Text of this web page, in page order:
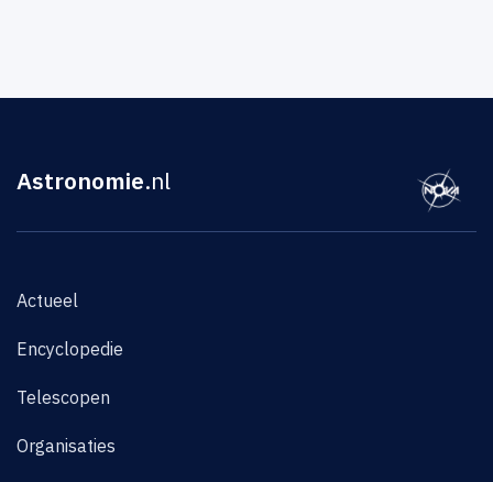
Astronomie.nl
Actueel
Encyclopedie
Telescopen
Organisaties